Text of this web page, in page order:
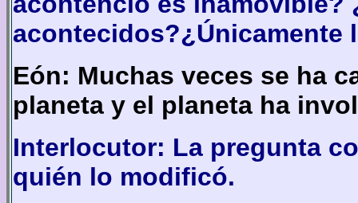
acontecidos?¿Únicamente
Eón: Muchas veces se ha
planeta y el planeta ha
Interlocutor: La pregunta
quién lo modificó.